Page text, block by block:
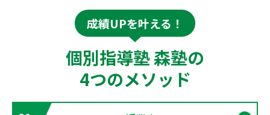
成績UPを叶える！
個別指導塾 森塾の
4つのメソッド